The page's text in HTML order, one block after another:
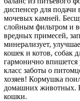
диспенсер для
мочевых камней.
слойным фильтром и
вредных примесей,
минерализует,
кошек и котов, собак
гармонично
класс заботы о
хозяев! Кормушка
домашних животных.
кошки.